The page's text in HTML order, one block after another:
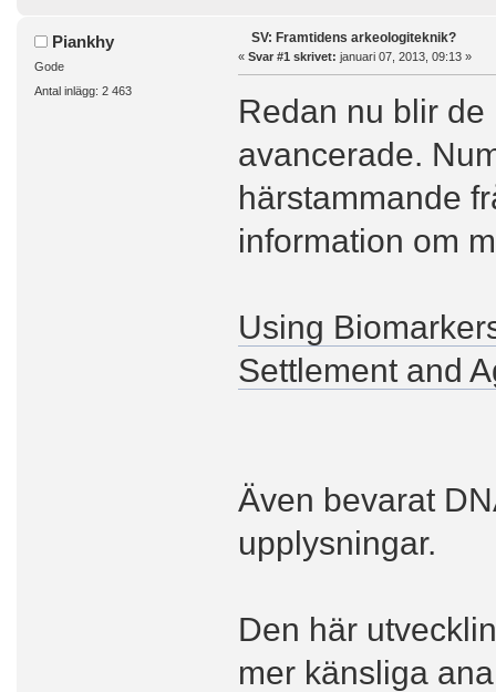
Piankhy
Gode
Antal inlägg: 2 463
SV: Framtidens arkeologiteknik?
« Svar #1 skrivet: januari 07, 2013, 09:13 »
Redan nu blir
avancerade.
härstammande
information om
Using
Settlement and
Även bevarat
upplysningar.
Den här
mer känsliga